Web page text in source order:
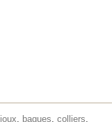
, bagues, colliers,